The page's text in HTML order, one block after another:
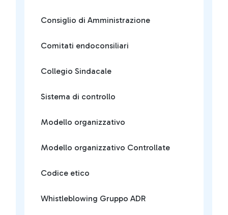
Consiglio di Amministrazione
Comitati endoconsiliari
Collegio Sindacale
Sistema di controllo
Modello organizzativo
Modello organizzativo Controllate
Codice etico
Whistleblowing Gruppo ADR